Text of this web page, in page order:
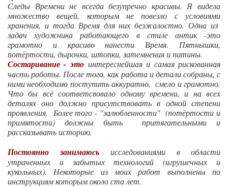
Следы Времени не всегда безупречно красивы. Я видела
множество вещей, которым не повезло с условиями
хранения, и тогда Время для них безжалостно. Одна из
задач художника работающего в стиле антик -это
грамотно и красиво нанести Время. Пятнышки,
потёртости, дырочки, штопки, затемнения и патины.
Состаривание - этоинтереснейшая и самая рискованная
часть работы. После того, как работа и детали собраны, с
ними необходимо поступить аккуратно, смело и грамотно.
Что бы всё соответсвовало одному времени, и на всех
деталях оно должно присутствовать в одной степени
проявления. Более того - "залюбленности" (потёртости и
примятости) должны быть притягательными и
рассказывать историю.
Постоянно занимаюсьисследованиями в области
утраченных и забытых технологий (игрушечных и
кукольных). Некоторые из моих работ выполнены по
инструкциям которым около ста лет.